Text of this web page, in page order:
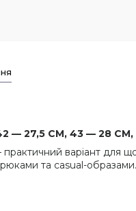
— 27,5 СМ, 43 — 28
практичний варіант
та casual-образами.